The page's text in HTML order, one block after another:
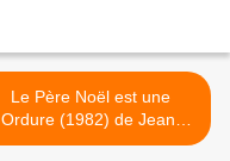
Le Père Noël est une
Ordure (1982) de Jean-
Marie Poiré >